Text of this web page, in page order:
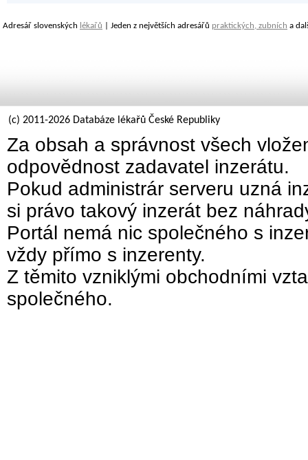
Adresář slovenských lékařů | Jeden z největších adresářů praktických, zubních a
(c) 2011-2026 Databáze lékařů České Republiky
Za obsah a správnost všech
odpovědnost zadavatel inzerátu.
Pokud administrár serveru uzná
si právo takový inzerát bez
Portál nemá nic společného s
vždy přímo s inzerenty.
Z těmito vzniklými obchodními
společného.